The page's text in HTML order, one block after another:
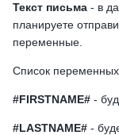
Текст письма - в
планируете
переменные.
Список переменных
#FIRSTNAME# -
#LASTNAME# -